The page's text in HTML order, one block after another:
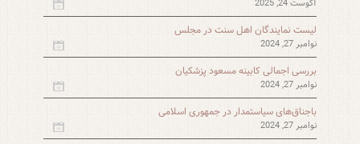
آگوست 24, 2025
لیست نمایندگان اهل سنت در مجلس
نوامبر 27, 2024
بررسی اجمالی کابینه مسعود پزشکیان
نوامبر 27, 2024
باجناق‌های سیاستمدار در جمهوری اسلامی
نوامبر 27, 2024